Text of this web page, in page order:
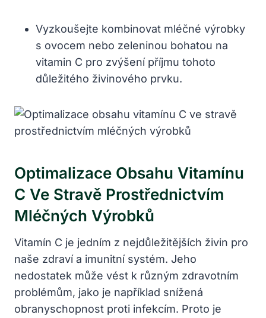
Vyzkoušejte kombinovat mléčné výrobky
s ovocem nebo zeleninou bohatou na
vitamin C pro zvýšení příjmu tohoto
důležitého živinového prvku.
Optimalizace Obsahu Vitamínu
C Ve Stravě Prostřednictvím
Mléčných Výrobků
Vitamín C je jedním z nejdůležitějších živin pro
naše zdraví a imunitní systém. Jeho
nedostatek může vést k různým zdravotním
problémům, jako je například snížená
obranyschopnost proti infekcím. Proto je